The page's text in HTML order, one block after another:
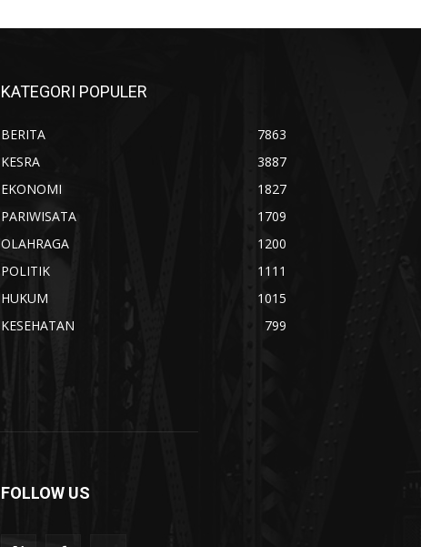
KATEGORI POPULER
BERITA
7863
KESRA
3887
EKONOMI
1827
PARIWISATA
1709
OLAHRAGA
1200
POLITIK
1111
HUKUM
1015
KESEHATAN
799
FOLLOW US